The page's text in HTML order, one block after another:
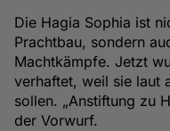
Die Hagia Sophia ist
Prachtbau, sondern
Machtkämpfe. Jetzt
verhaftet, weil sie laut
sollen. „Anstiftung zu
der Vorwurf.